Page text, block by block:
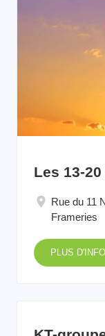
Les 13-
Rue du 11
Frameries
PLUS